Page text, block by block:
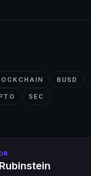
BUSD
SEC